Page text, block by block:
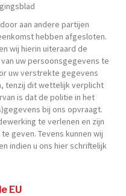
aan andere partijen
hebben afgesloten.
wij hierin uiteraard de
uw persoonsgegevens te
uw verstrekte gegevens
tenzij dit wettelijk verplicht
is dat de politie in het
bij ons opvraagt.
te verlenen en zijn
geven. Tevens kunnen wij
indien u ons hier schriftelijk
EU